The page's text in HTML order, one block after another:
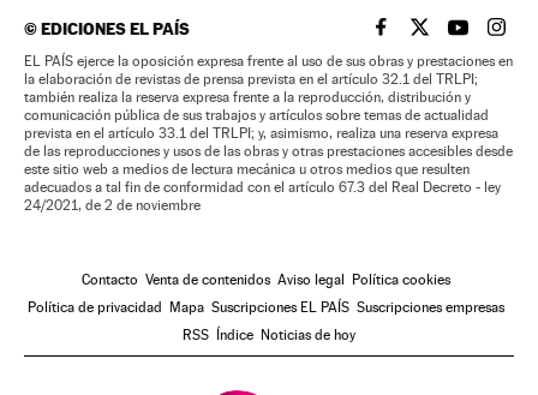
©EDICIONES EL PAÍS EL PAÍS BRASIL EN
EL PAÍSEL PAÍS
EL
EL PAÍS ejerce la oposición expresa frente al uso de sus obras y prestaciones en
la elaboración de revistas de prensa prevista en el artículo 32.1 del TRLPI;
también realiza la reserva expresa frente a la reproducción, distribución y
comunicación pública de sus trabajos y artículos sobre temas de actualidad
prevista en el artículo 33.1 del TRLPI; y, asimismo, realiza una reserva expresa
de las reproducciones y usos de las obras y otras prestaciones accesibles desde
este sitio web a medios de lectura mecánica u otros medios que resulten
adecuados a tal fin de conformidad con el artículo 67.3 del Real Decreto - ley
24/2021, de 2 de noviembre
Contacto Venta de contenidos Aviso legal
Política cookies
Política de privacidad
Mapa Suscripciones EL PAÍS Suscripciones empresas
RSS
Índice Noticias de hoy